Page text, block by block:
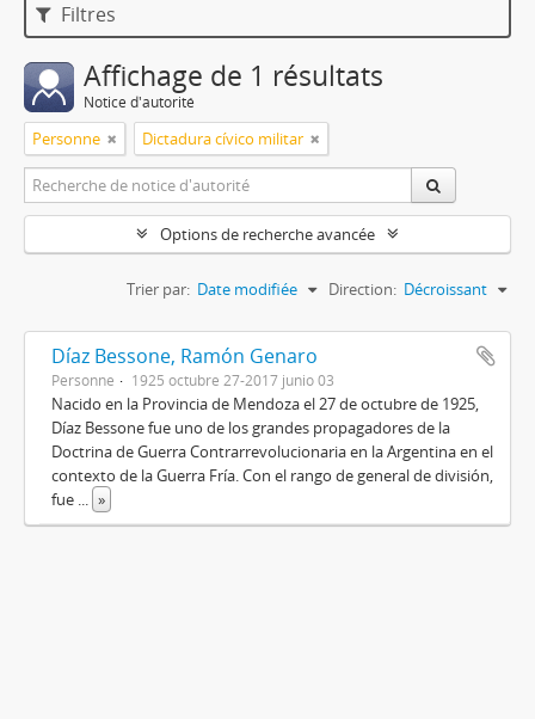
Filtres
Affichage de 1 résultats
Notice d'autorité
Personne Dictadura cívico militar
Options de recherche avancée
Trier par: Date modifiée Direction: Décroissant
Díaz Bessone, Ramón Genaro
Personne 1925 octubre 27-2017 junio 03
Nacido en la Provincia de Mendoza el 27 de octubre de 1925,
Díaz Bessone fue uno de los grandes propagadores de la
Doctrina de Guerra Contrarrevolucionaria en la Argentina en el
contexto de la Guerra Fría. Con el rango de general de división,
fue ... »